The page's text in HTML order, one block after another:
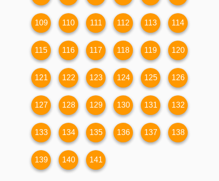
109 110 111 112 113 114
115 116 117 118 119 120
121 122 123 124 125 126
127 128 129 130 131 132
133 134 135 136 137 138
139 140 141